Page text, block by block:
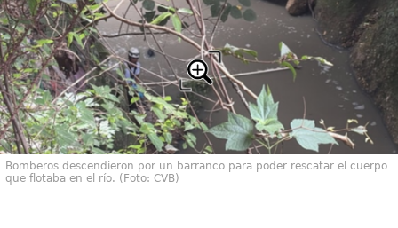
Bomberos descendieron por un barranco para poder rescatar el cuerpo
que flotaba en el río. (Foto: CVB)